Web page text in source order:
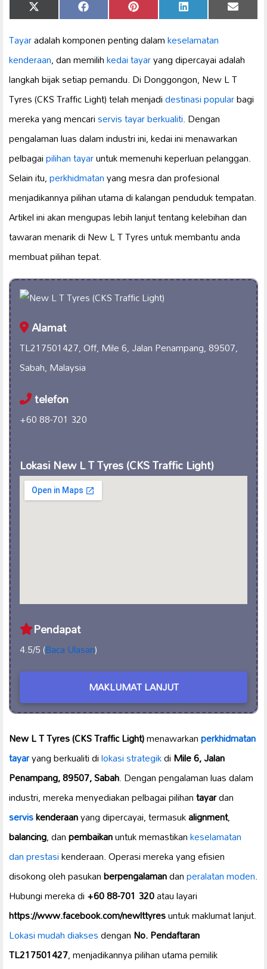
Share
on
X
(Twitter)
Share
on
Facebook Share
on
Pinterest Share
on
LinkedIn Share
on
Email
Tayaradalah komponen penting dalamkeselamatan
kenderaan, dan memilihkedai tayaryang dipercayai adalah
langkah bijak setiap pemandu. Di Donggongon, New L T
Tyres (CKS Traffic Light) telah menjadidestinasi popularbagi
mereka yang mencariservis tayar berkualiti. Dengan
pengalaman luas dalam industri ini, kedai ini menawarkan
pelbagaipilihan tayaruntuk memenuhi keperluan pelanggan.
Selain itu,perkhidmatanyang mesra dan profesional
menjadikannya pilihan utama di kalangan penduduk tempatan.
Artikel ini akan mengupas lebih lanjut tentang kelebihan dan
tawaran menarik di New L T Tyres untuk membantu anda
membuat pilihan tepat.
Alamat
TL217501427, Off, Mile 6, Jalan Penampang, 89507,
Sabah, Malaysia
telefon
+60 88-701 320
Lokasi New L T Tyres (CKS Traffic Light)
Pendapat
4.5/5 (Baca Ulasan)
MAKLUMAT LANJUT
New L T Tyres (CKS Traffic Light)menawarkanperkhidmatan
tayaryang berkualiti dilokasi strategikdiMile 6, Jalan
Penampang, 89507, Sabah. Dengan pengalaman luas dalam
industri, mereka menyediakan pelbagai pilihantayardan
serviskenderaanyang dipercayai, termasukalignment,
balancing, danpembaikanuntuk memastikankeselamatan
dan prestasikenderaan. Operasi mereka yang efisien
disokong oleh pasukanberpengalamandanperalatan moden.
Hubungi mereka di+60 88-701 320atau layari
https://www.facebook.com/newlttyresuntuk maklumat lanjut.
Lokasi mudah diaksesdenganNo. Pendaftaran
TL217501427, menjadikannya pilihan utama pemilik